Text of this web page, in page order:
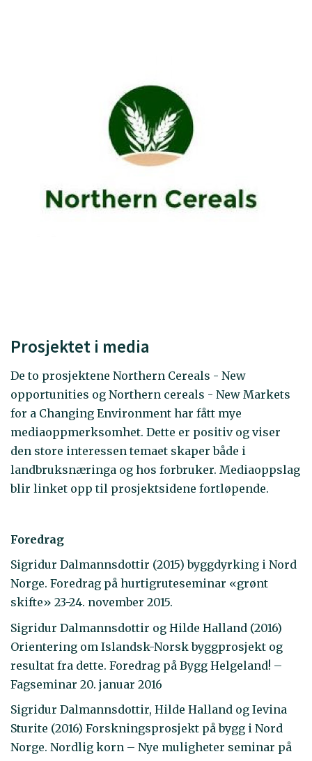
Prosjektet i media
De to prosjektene Northern Cereals - New
opportunities og Northern cereals - New Markets
for a Changing Environment har fått mye
mediaoppmerksomhet. Dette er positiv og viser
den store interessen temaet skaper både i
landbruksnæringa og hos forbruker. Mediaoppslag
blir linket opp til prosjektsidene fortløpende.
Foredrag
Sigridur Dalmannsdottir (2015) byggdyrking i Nord
Norge. Foredrag på hurtigruteseminar «grønt
skifte» 23-24. november 2015.
Sigridur Dalmannsdottir og Hilde Halland (2016)
Orientering om Islandsk-Norsk byggprosjekt og
resultat fra dette. Foredrag på Bygg Helgeland! –
Fagseminar 20. januar 2016
Sigridur Dalmannsdottir, Hilde Halland og Ievina
Sturite (2016) Forskningsprosjekt på bygg i Nord
Norge. Nordlig korn – Nye muligheter seminar på